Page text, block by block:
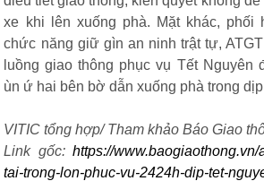
xe khi lên xuống phà. Mặt khác,
chức năng giữ gìn an ninh trật tự,
luồng giao thông phục vụ Tết Nguyên
ùn ứ hai bên bờ dẫn xuống phà trong
VITIC tổng hợp/ Tham khảo Báo Giao
Link gốc: https://
tai-trong-lon-phuc-vu-2424h-dip-tet-